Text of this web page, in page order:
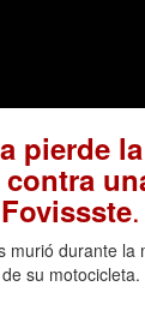
pierde
murió durante la
su motocicleta.